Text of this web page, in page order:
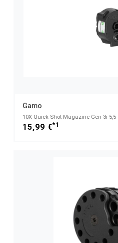
Gamo
10X Quick-Shot Magazine Gen 3i
15,99 €*1